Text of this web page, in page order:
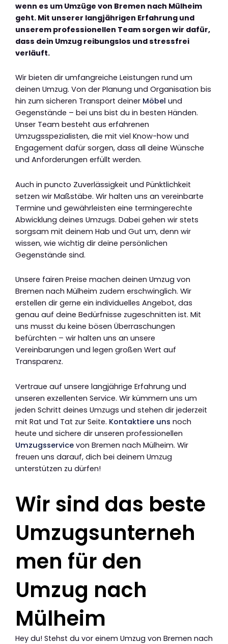
wenn es um Umzüge von Bremen nach Mülheim
geht. Mit unserer langjährigen Erfahrung und
unserem professionellen Team sorgen wir dafür,
dass dein Umzug reibungslos und stressfrei
verläuft.
Wir bieten dir umfangreiche Leistungen rund um
deinen Umzug. Von der Planung und Organisation bis
hin zum sicheren Transport deiner Möbel und
Gegenstände – bei uns bist du in besten Händen.
Unser Team besteht aus erfahrenen
Umzugsspezialisten, die mit viel Know-how und
Engagement dafür sorgen, dass all deine Wünsche
und Anforderungen erfüllt werden.
Auch in puncto Zuverlässigkeit und Pünktlichkeit
setzen wir Maßstäbe. Wir halten uns an vereinbarte
Termine und gewährleisten eine termingerechte
Abwicklung deines Umzugs. Dabei gehen wir stets
sorgsam mit deinem Hab und Gut um, denn wir
wissen, wie wichtig dir deine persönlichen
Gegenstände sind.
Unsere fairen Preise machen deinen Umzug von
Bremen nach Mülheim zudem erschwinglich. Wir
erstellen dir gerne ein individuelles Angebot, das
genau auf deine Bedürfnisse zugeschnitten ist. Mit
uns musst du keine bösen Überraschungen
befürchten – wir halten uns an unsere
Vereinbarungen und legen großen Wert auf
Transparenz.
Vertraue auf unsere langjährige Erfahrung und
unseren exzellenten Service. Wir kümmern uns um
jeden Schritt deines Umzugs und stehen dir jederzeit
mit Rat und Tat zur Seite. Kontaktiere uns noch
heute und sichere dir unseren professionellen
Umzugsservice von Bremen nach Mülheim. Wir
freuen uns darauf, dich bei deinem Umzug
unterstützen zu dürfen!
Wir sind das beste
Umzugsunterneh
men für den
Umzug nach
Mülheim
Hey du! Stehst du vor einem Umzug von Bremen nach